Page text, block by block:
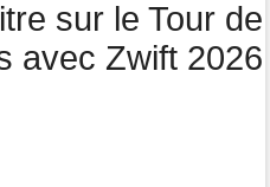
sur le Tour de
avec Zwift 2026